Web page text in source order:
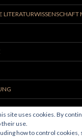
site uses cookies. By
their use.
how to control cookies,